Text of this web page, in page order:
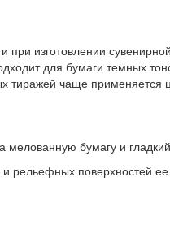
изготовлении
для бумаги темных
тиражей чаще применяется
бумагу и
рельефных поверхностей